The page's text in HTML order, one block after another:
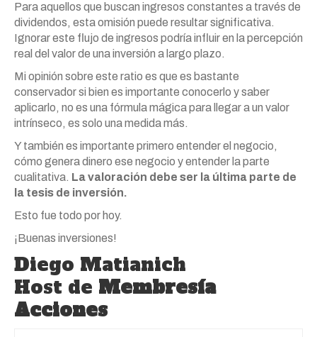
Para aquellos que buscan ingresos constantes a través de
dividendos, esta omisión puede resultar significativa.
Ignorar este flujo de ingresos podría influir en la percepción
real del valor de una inversión a largo plazo.
Mi opinión sobre este ratio es que es bastante
conservador si bien es importante conocerlo y saber
aplicarlo, no es una fórmula mágica para llegar a un valor
intrínseco, es solo una medida más.
Y también es importante primero entender el negocio,
cómo genera dinero ese negocio y entender la parte
cualitativa. La valoración debe ser la última parte de
la tesis de inversión.
Esto fue todo por hoy.
¡Buenas inversiones!
Diego Matianich
Host de Membresía
Acciones